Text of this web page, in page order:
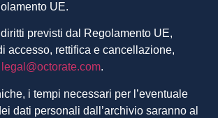
UE.
previsti dal Regolamento UE,
accesso, rettifica e cancellazione,
legal@octorate.com.
i tempi necessari per l’eventuale
dati personali dall’archivio saranno al